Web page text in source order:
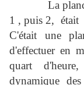
La
1 , puis 2, était
C'était une
d'effectuer en
quart
dynamique